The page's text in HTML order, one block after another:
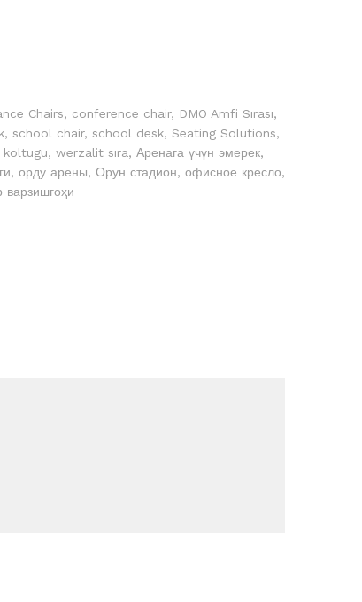
Chairs, conference chair, DMO Amfi Sırası,
, school chair, school desk, Seating Solutions,
koltugu, werzalit sıra, Аренага үчүн эмерек,
, орду арены, Орун стадион, офисное кресло,
варзишгоҳи